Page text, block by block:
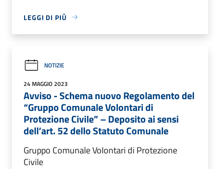
LEGGI DI PIÙ
NOTIZIE
24 MAGGIO 2023
Avviso - Schema nuovo Regolamento del
“Gruppo Comunale Volontari di
Protezione Civile” – Deposito ai sensi
dell’art. 52 dello Statuto Comunale
Gruppo Comunale Volontari di Protezione
Civile